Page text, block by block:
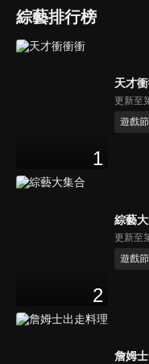
綜藝排行榜
1
天才
更新至
遊戲節
2
綜藝
更新至
遊戲
詹姆